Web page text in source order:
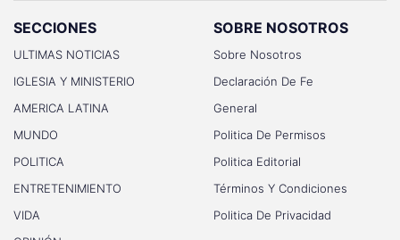
SECCIONES
ULTIMAS NOTICIAS
IGLESIA Y MINISTERIO
AMERICA LATINA
MUNDO
POLITICA
ENTRETENIMIENTO
VIDA
SOBRE NOSOTROS
Sobre Nosotros
Declaración De Fe
General
Politica De Permisos
Politica Editorial
Términos Y Condiciones
Politica De Privacidad